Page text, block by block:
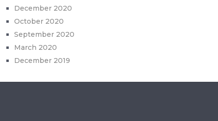
December 2020
October 2020
September 2020
March 2020
December 2019